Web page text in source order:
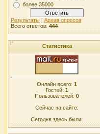
более 35000
Результаты | Архив опросов
Всего ответов: 444
Статистика
Онлайн всего: 1
Гостей: 1
Пользователей: 0
Сейчас на сайте:
Сегодня здесь были: